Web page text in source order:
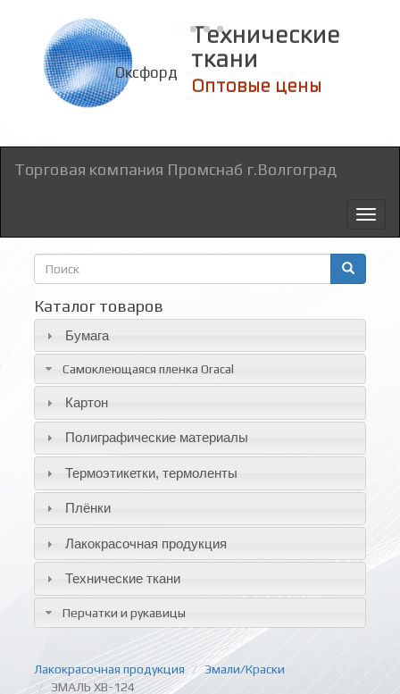
Технические
ткани
Оксфорд
Оптовые цены
Торговая компания Промснаб г.Волгоград
Форма
поиска
Каталог товаров
Бумага
Самоклеющаяся пленка Oracal
Картон
Полиграфические материалы
Термоэтикетки, термоленты
Плёнки
Лакокрасочная продукция
Технические ткани
Перчатки и рукавицы
Лакокрасочная продукция
Эмали/Краски
ЭМАЛЬ ХВ-124